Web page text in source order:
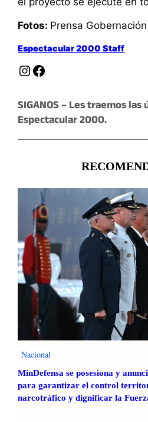
Fotos: Prensa
Espectacular 2000 Staff
Instagram Facebook
SIGANOS – Les traemos
Espectacular 2000.
Nacional
MinDefensa se posesiona y
para garantizar el control
narcotráfico y dignificar la